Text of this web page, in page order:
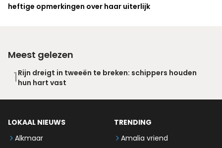
heftige opmerkingen over haar uiterlijk
Meest gelezen
1Rijn dreigt in tweeën te breken: schippers houden
hun hart vast
LOKAAL NIEUWS
Alkmaar
TRENDING
Amalia vriend